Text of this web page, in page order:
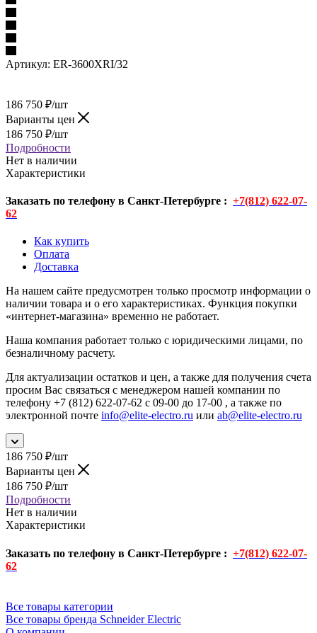
Артикул: ER-3600XRI/32
186 750 ₽/шт
Варианты цен
186 750 ₽/шт
Подробности
Нет в наличии
Характеристики
Заказать по телефону в Санкт-Петербурге : +7(812) 622-07-
62
Как купить
Оплата
Доставка
На нашем сайте предусмотрен только просмотр информации о
наличии товара и о его характеристиках. Функция покупки
«интернет-магазина» временно не работает.
Наша компания работает только с юридическими лицами, по
безналичному расчету.
Для актуализации остатков и цен, а также для получения счета
просим Вас связаться с менеджером нашей компании по
телефону +7 (812) 622-07-62 с 09-00 до 17-00 , а также по
электронной почте info@elite-electro.ru или ab@elite-electro.ru
186 750 ₽/шт
Варианты цен
186 750 ₽/шт
Подробности
Нет в наличии
Характеристики
Заказать по телефону в Санкт-Петербурге : +7(812) 622-07-
62
Все товары категории
Все товары бренда Schneider Electric